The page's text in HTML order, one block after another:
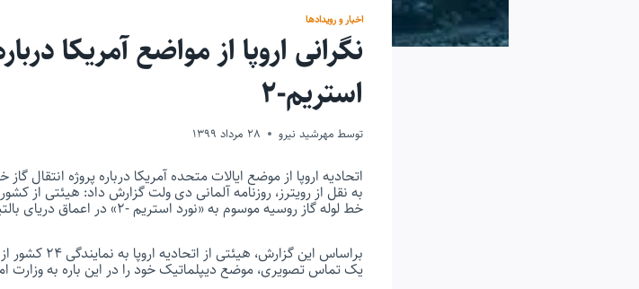
اخبار و رویدادها
نگرانی اروپا از مواضع آمریکا
استریم-۲
توسط مهرشید نیرو 28 مرداد 1399
اتحادیه اروپا از موضع ایالات متحده آمریکا درباره پروژه انتقال گاز خط لوله نورد
به نقل از رویترز، روزنامه آلمانی دی ولت گزارش داد: هیئتی از
خط لوله گاز روسیه موسوم به «نورد استریم -۲» در اعماق دریای بالتیک را نقض قوانین بین‌المللی دانستند.
یک تماس تصویری، موضع دیپلماتیک خود را در این باره به وزارت